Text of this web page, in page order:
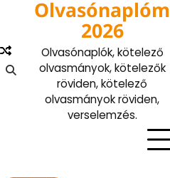
content
Olvasónaplóm
2026
Olvasónaplók, kötelező
olvasmányok, kötelezők
röviden, kötelező
olvasmányok röviden,
verselemzés.